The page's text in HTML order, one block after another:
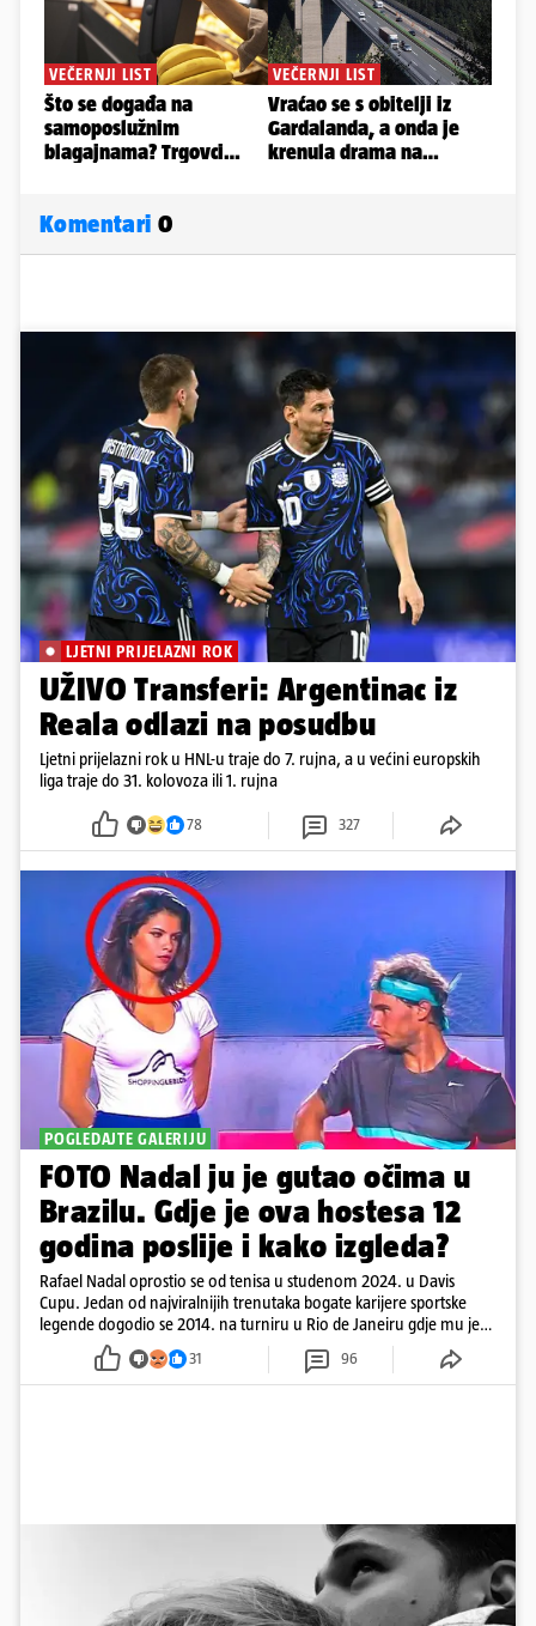
Komentari 0
LJETNI PRIJELAZNI ROK
UŽIVO Transferi: Argentinac iz
Reala odlazi na posudbu
Ljetni prijelazni rok u HNL-u traje do 7. rujna, a u većini europskih
liga traje do 31. kolovoza ili 1. rujna
78 327
POGLEDAJTE GALERIJU
FOTO Nadal ju je gutao očima u
Brazilu. Gdje je ova hostesa 12
godina poslije i kako izgleda?
Rafael Nadal oprostio se od tenisa u studenom 2024. u Davis
Cupu. Jedan od najviralnijih trenutaka bogate karijere sportske
legende dogodio se 2014. na turniru u Rio de Janeiru gdje mu je
pažnju odvlačila ljepotica iza klupe
31 96